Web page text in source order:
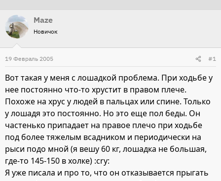
о
р
т
е
ы
а
н
а
ч
л
а
Maze
Новичок
19 Февраль 2005 #1
Вот такая у меня с лошадкой проблема. При ходьбе у
нее постоянно что-то хрустит в правом плече.
Похоже на хрус у людей в пальцах или спине. Только
у лошадя это постоянно. Но это еще пол беды. Он
частенько припадает на правое плечо при ходьбе
под более тяжелым всадником и периодически на
рыси подо мной (я вешу 60 кг, лошадка не большая,
где-то 145-150 в холке) :cry:
Я уже писала и про то, что он отказывается прыгать